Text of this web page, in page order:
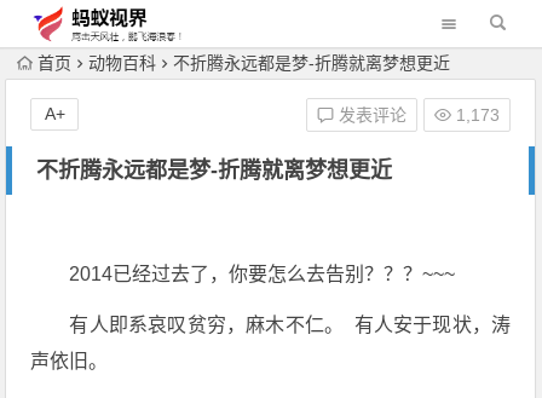
首页 动物百科 不折腾永远都是梦-折腾就离梦想更近
不折腾永远都是梦-折腾就离梦想更近
发表评论 1,173
A+
2014已经过去了，你要怎么去告别？？？~~~
有人即系哀叹贫穷，麻木不仁。 有人安于现状，涛
声依旧。